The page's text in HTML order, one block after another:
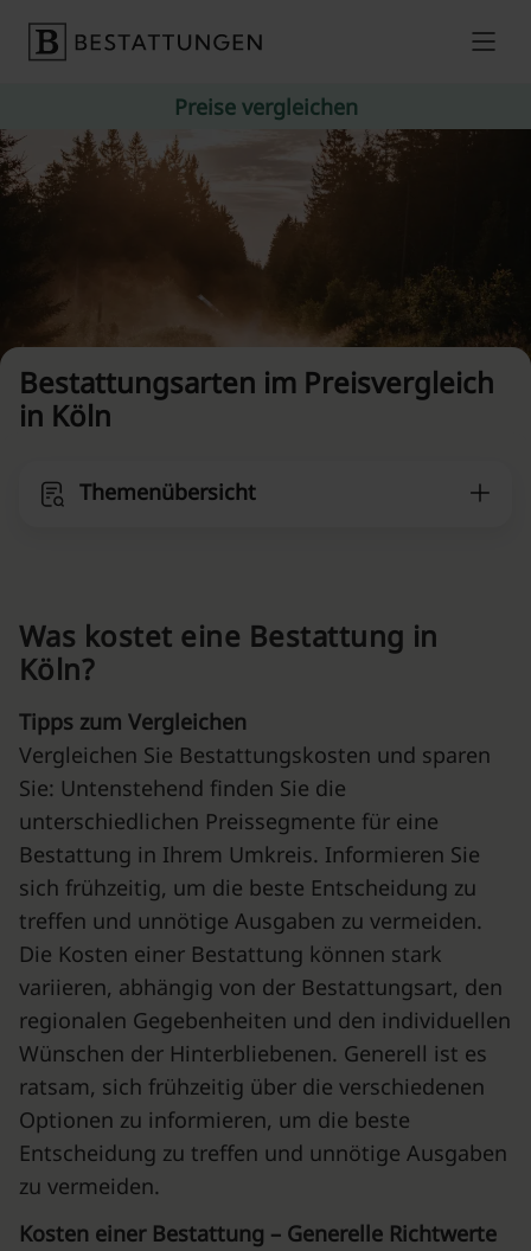
Preise vergleichen
Bestattungsarten im Preisvergleich
in Köln
Themenübersicht
Was kostet eine Bestattung in
Köln?
Tipps zum Vergleichen
Vergleichen Sie Bestattungskosten und sparen
Sie: Untenstehend finden Sie die
unterschiedlichen Preissegmente für eine
Bestattung in Ihrem Umkreis. Informieren Sie
sich frühzeitig, um die beste Entscheidung zu
treffen und unnötige Ausgaben zu vermeiden.
Die Kosten einer Bestattung können stark
variieren, abhängig von der Bestattungsart, den
regionalen Gegebenheiten und den individuellen
Wünschen der Hinterbliebenen. Generell ist es
ratsam, sich frühzeitig über die verschiedenen
Optionen zu informieren, um die beste
Entscheidung zu treffen und unnötige Ausgaben
zu vermeiden.
Kosten einer Bestattung – Generelle Richtwerte